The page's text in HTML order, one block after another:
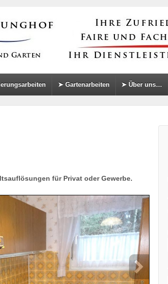
➤ Gartenarbeiten ➤ Über uns…
für Privat oder Gewerbe.